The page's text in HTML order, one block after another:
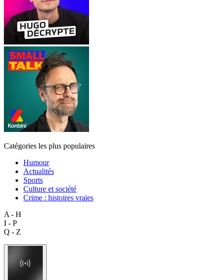
Catégories les plus populaires
Humour
Actualités
Sports
Culture et société
Crime : histoires vraies
A - H
I - P
Q - Z